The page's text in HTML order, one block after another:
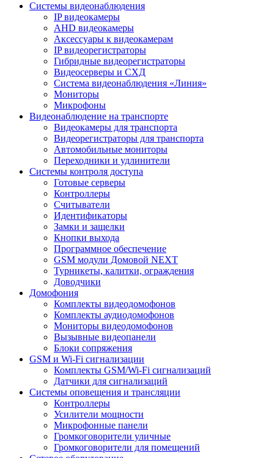
Системы видеонаблюдения
IP видеокамеры
AHD видеокамеры
Аксессуары к видеокамерам
IP видеорегистраторы
Гибридные видеорегистраторы
Видеосерверы и СХД
Система видеонаблюдения «Линия»
Мониторы
Микрофоны
Видеонаблюдение на транспорте
Видеокамеры для транспорта
Видеорегистраторы для транспорта
Автомобильные мониторы
Переходники и удлинители
Системы контроля доступа
Готовые серверы
Контроллеры
Считыватели
Идентификаторы
Замки и защелки
Кнопки выхода
Программное обеспечение
GSM модули Домовой NEXT
Турникеты, калитки, ограждения
Доводчики
Домофония
Комплекты видеодомофонов
Комплекты аудиодомофонов
Мониторы видеодомофонов
Вызывные видеопанели
Блоки сопряжения
GSM и Wi-Fi сигнализации
Комплекты GSM/Wi-Fi сигнализаций
Датчики для сигнализаций
Системы оповещения и трансляции
Контроллеры
Усилители мощности
Микрофонные панели
Громкоговорители уличные
Громкоговорители для помещений